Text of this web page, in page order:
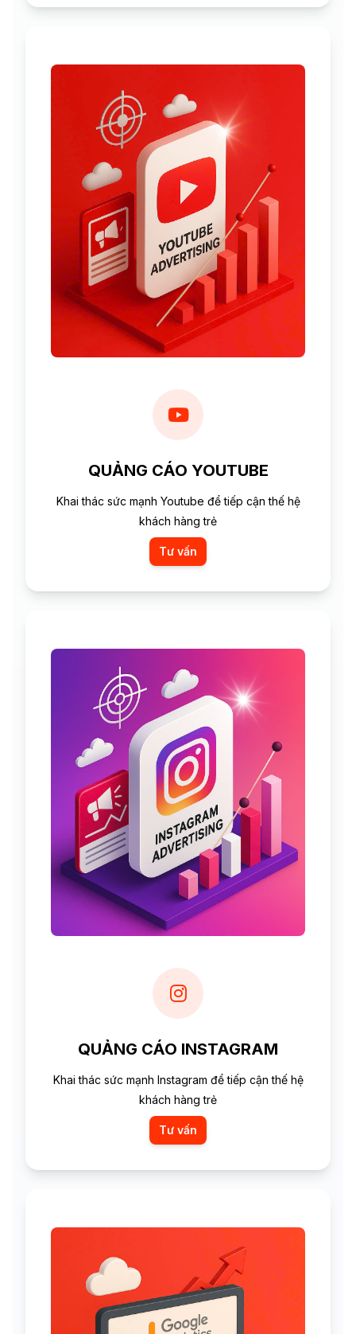
QUẢNG CÁO YOUTUBE
Khai thác sức mạnh Youtube để tiếp cận thế hệ
khách hàng trẻ
Tư vấn
QUẢNG CÁO INSTAGRAM
Khai thác sức mạnh Instagram để tiếp cận thế hệ
khách hàng trẻ
Tư vấn